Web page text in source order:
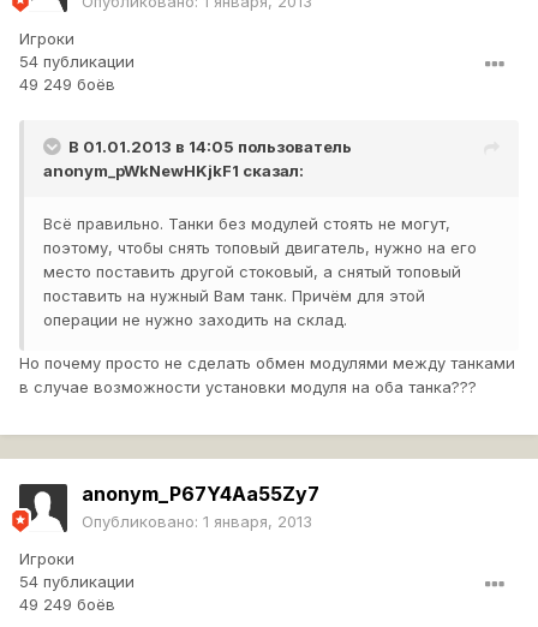
Игроки
54 публикации
49 249 боёв
В 01.01.2013 в 14:05 пользователь
anonym_pWkNewHKjkF1 сказал:
Всё правильно. Танки без модулей стоять не могут,
поэтому, чтобы снять топовый двигатель, нужно на его
место поставить другой стоковый, а снятый топовый
поставить на нужный Вам танк. Причём для этой
операции не нужно заходить на склад.
Но почему просто не сделать обмен модулями между танками
в случае возможности установки модуля на оба танка???
anonym_P67Y4Aa55Zy7
Опубликовано: 1 января, 2013
Игроки
54 публикации
49 249 боёв